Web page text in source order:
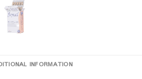
INFORMATION